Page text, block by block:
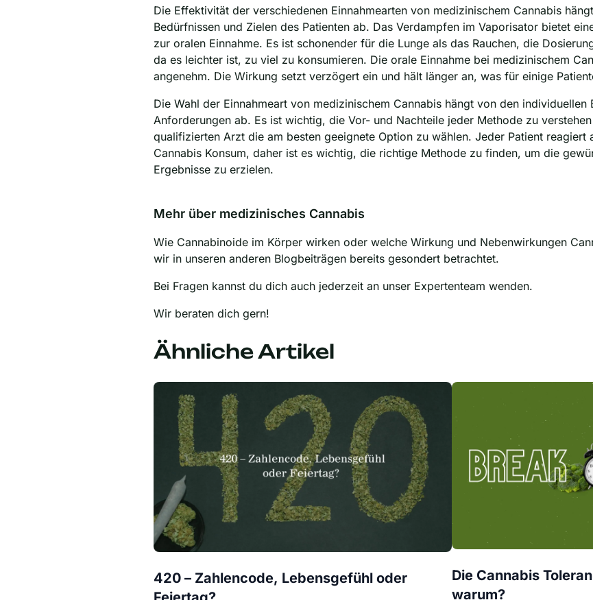
Die Effektivität der verschiedenen Einnahmearten von medizinischem Cannabis
Bedürfnissen und Zielen des Patienten ab. Das Verdampfen im Vaporisator bietet
zur oralen Einnahme. Es ist schonender für die Lunge als das Rauchen, die
da es leichter ist, zu viel zu konsumieren. Die orale Einnahme bei medizinischem
angenehm. Die Wirkung setzt verzögert ein und hält länger an, was für einige
Die Wahl der Einnahmeart von medizinischem Cannabis hängt von den individuellen
Anforderungen ab. Es ist wichtig, die Vor- und Nachteile jeder Methode zu
qualifizierten Arzt die am besten geeignete Option zu wählen. Jeder Patient reagiert
Cannabis Konsum, daher ist es wichtig, die richtige Methode zu finden, um die
Ergebnisse zu erzielen.
Mehr über medizinisches Cannabis
Wie Cannabinoide im Körper wirken oder welche Wirkung und Nebenwirkungen
wir in unseren anderen Blogbeiträgen bereits gesondert betrachtet.
Bei Fragen kannst du dich auch jederzeit an unser Expertenteam wenden.
Wir beraten dich gern!
Ähnliche Artikel
420 – Zahlencode, Lebensgefühl oder
Die Cannabis
warum?